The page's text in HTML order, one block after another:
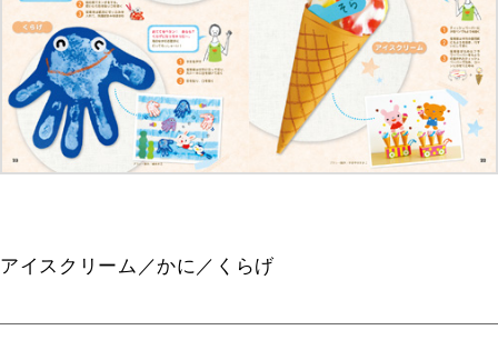
アイスクリーム／かに／くらげ